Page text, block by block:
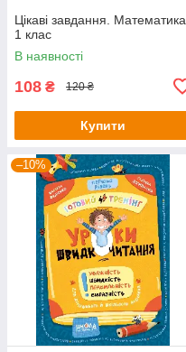
Цікаві завдання. Математика.
1 клас
В наявності
108 ₴ 120 ₴
Купити
–10%